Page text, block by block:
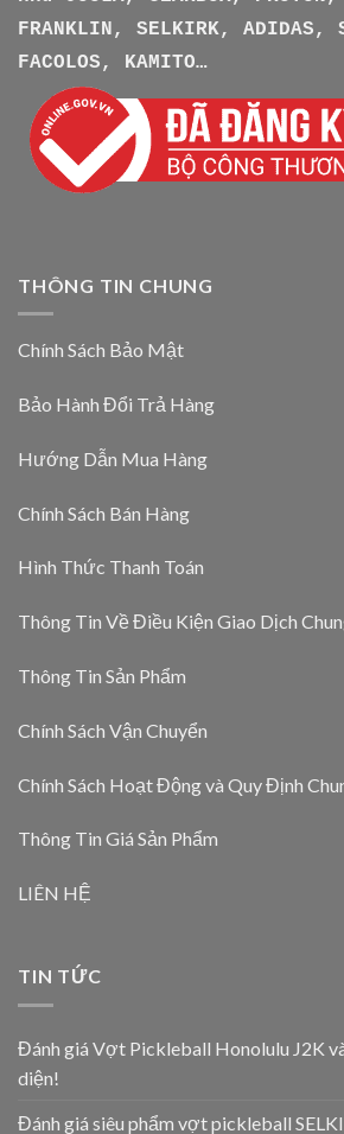
FRANKLIN, SELKIRK, ADIDAS,
FACOLOS, KAMITO…
THÔNG TIN CHUNG
Chính Sách Bảo Mật
Bảo Hành Đổi Trả Hàng
Hướng Dẫn Mua Hàng
Chính Sách Bán Hàng
Hình Thức Thanh Toán
Thông Tin Về Điều Kiện Giao Dịch
Thông Tin Sản Phẩm
Chính Sách Vận Chuyển
Chính Sách Hoạt Động và Quy Định
Thông Tin Giá Sản Phẩm
LIÊN HỆ
TIN TỨC
Đánh giá Vợt Pickleball Honolulu J2K
diện!
Đánh giá siêu phẩm vợt pickleball